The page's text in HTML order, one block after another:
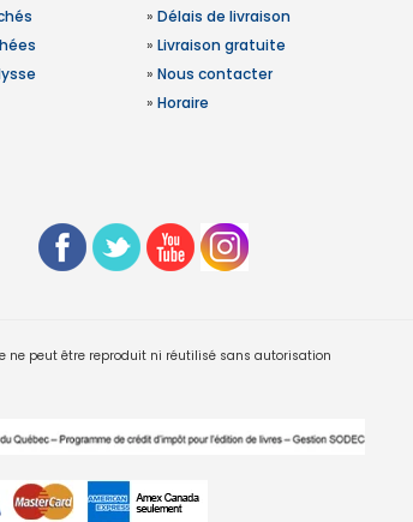
» Délais de livraison
» Livraison gratuite
» Nous contacter
» Horaire
ne peut être reproduit ni réutilisé sans autorisation